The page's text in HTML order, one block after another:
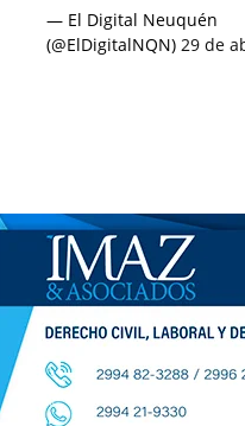
— El Digital Neuquén
(@ElDigitalNQN) 29 de